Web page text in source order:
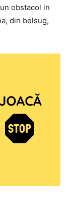
obstacol in
din belsug,